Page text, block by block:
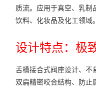
质流。应用于真空、乳制
饮料、化妆品及化工领域。
设计特点：极
舌槽接合式阀座设计、不
双扁精密咬合结构、防止